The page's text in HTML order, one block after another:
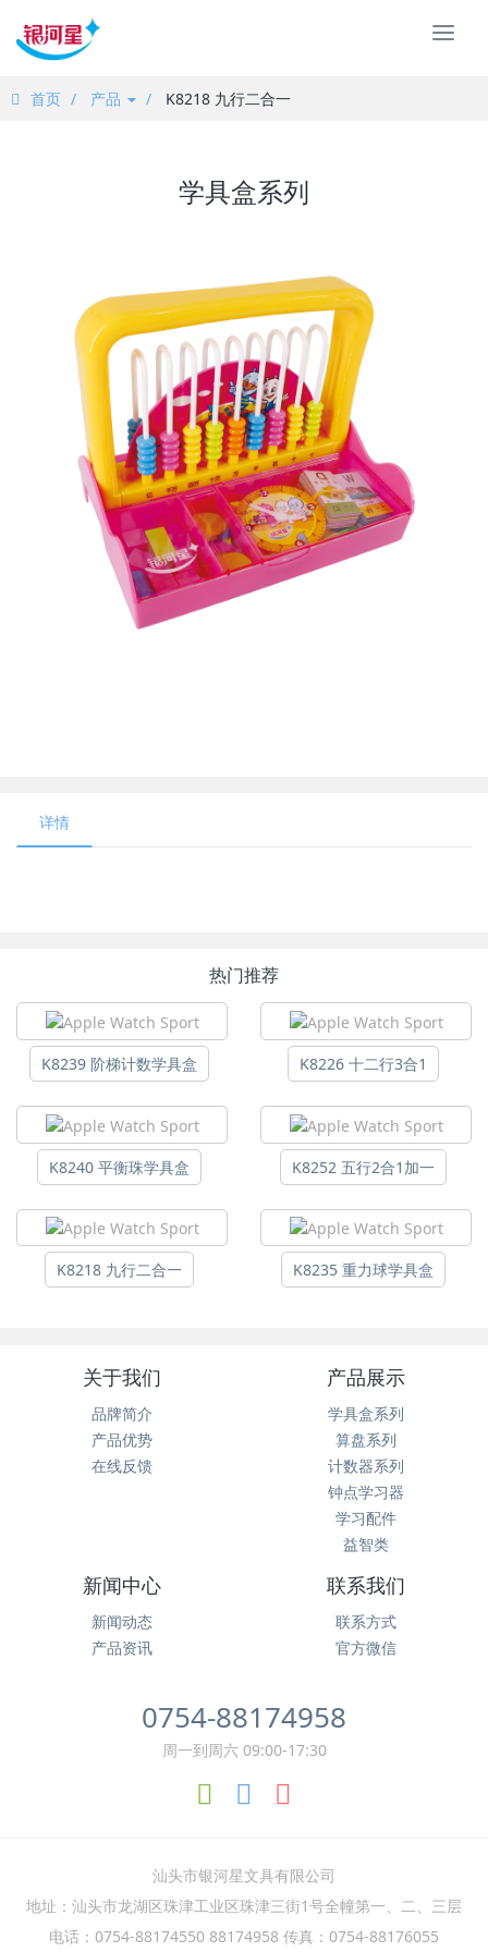
汕
首页 产品 K8218 九行二合一
学具盒系列
详情
热门推荐
K8239 阶梯计数学具盒 K8226 十二行3合1
K8240 平衡珠学具盒 K8252 五行2合1加一
K8218 九行二合一 K8235 重力球学具盒
关于我们
品牌简介
产品优势
在线反馈
产品展示
学具盒系列
算盘系列
计数器系列
钟点学习器
学习配件
益智类
新闻中心
新闻动态
产品资讯
联系我们
联系方式
官方微信
0754-88174958
周一到周六 09:00-17:30
汕头市银河星文具有限公司
地址 ：汕头市龙湖区珠津工业区珠津三街1号全幢第一、二、三层
电话： 0754-88174550 88174958 传真：0754-88176055